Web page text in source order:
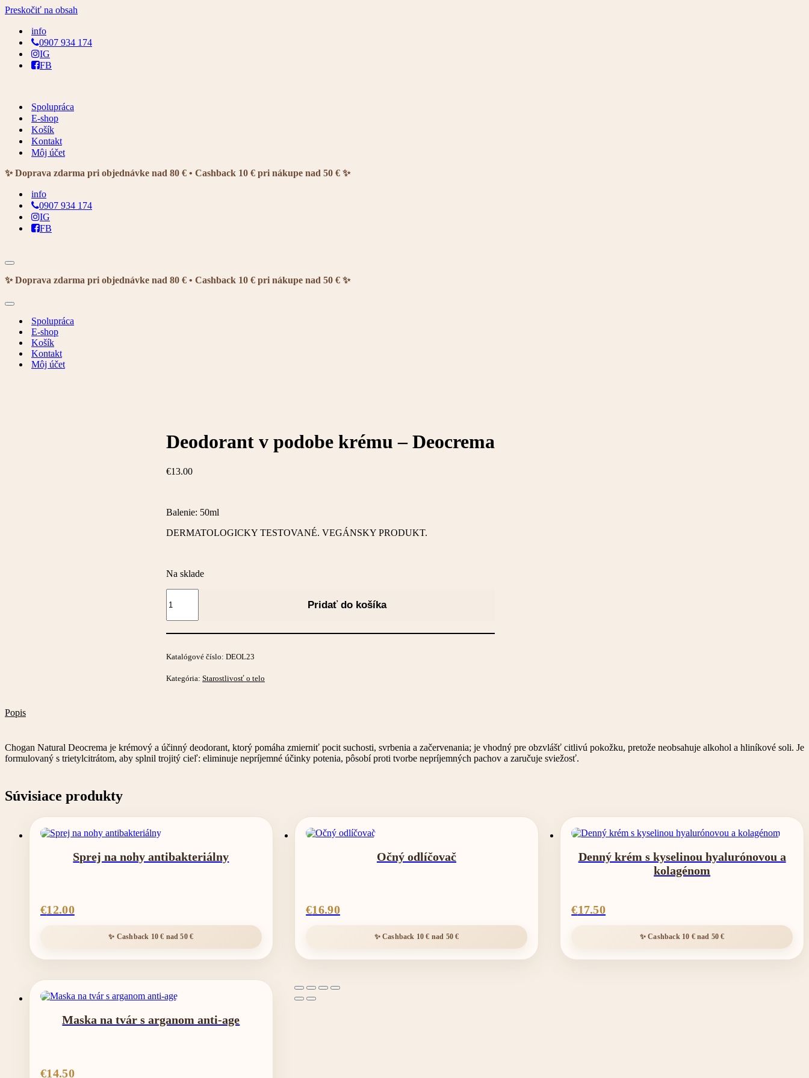
Preskočiť na obsah
info
0907 934 174
IG
FB
Spolupráca
E-shop
Košík
Kontakt
Môj účet
✨ Doprava zdarma pri objednávke nad 80 € • Cashback 10 € pri nákupe nad 50 € ✨
info
0907 934 174
IG
FB
Menu
navigácie
✨ Doprava zdarma pri objednávke nad 80 € • Cashback 10 € pri nákupe nad 50 € ✨
Menu
navigácieSpolupráca
E-shop
Košík
Kontakt
Môj účet
Deodorant v podobe krému – Deocrema
€13.00
Balenie: 50ml
DERMATOLOGICKY TESTOVANÉ. VEGÁNSKY PRODUKT.
Na sklade
Deodorant
krému
Deocrema
Pridať do košíka
Katalógové číslo: DEOL23
Kategória: Starostlivosť o telo
Popis
Chogan Natural Deocrema je krémový a účinný deodorant, ktorý pomáha zmierniť pocit suchosti, svrbenia a začervenania; je vhodný pre obzvlášť citlivú pokožku, pretože neobsahuje alkohol a hliníkové soli. Je
formulovaný s trietylcitrátom, aby splnil trojitý cieľ: eliminuje nepríjemné účinky potenia, pôsobí proti tvorbe nepríjemných pachov a zaručuje sviežosť.
Súvisiace produkty
Sprej na nohy antibakteriálny
€12.00
Očný odlíčovač
€16.90
Denný krém s kyselinou hyalurónovou a
kolagénom
€17.50
Maska na tvár s arganom anti-age
€14.50